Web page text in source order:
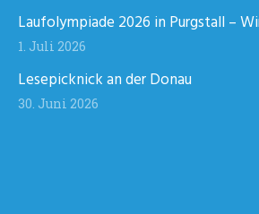
Laufolympiade 2026 in Purgstall –
1. Juli 2026
Lesepicknick an der Donau
30. Juni 2026